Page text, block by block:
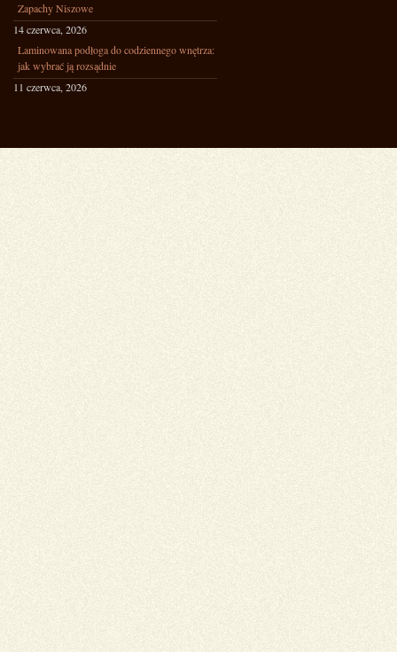
Zapachy Niszowe
14 czerwca, 2026
Laminowana podłoga do codziennego wnętrza:
jak wybrać ją rozsądnie
11 czerwca, 2026